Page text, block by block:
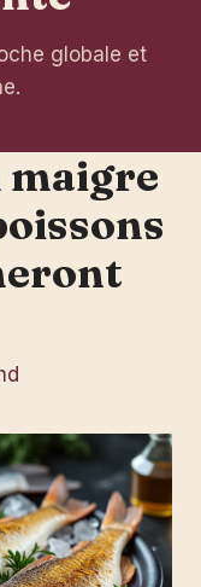
globale et
maigre